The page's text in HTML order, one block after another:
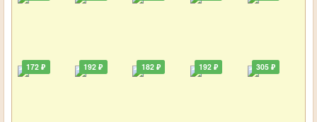
172 ₽ 192 ₽ 182 ₽ 192 ₽ 305 ₽